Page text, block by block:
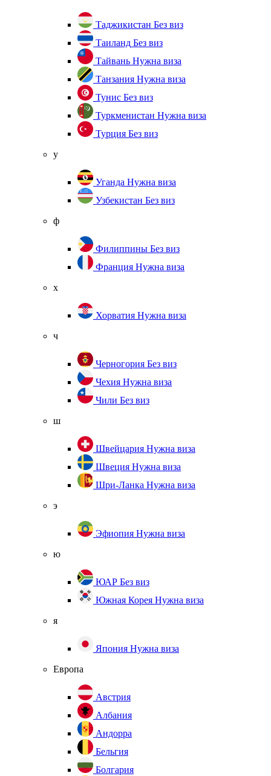
Таджикистан Без виз
Таиланд Без виз
Тайвань Нужна виза
Танзания Нужна виза
Тунис Без виз
Туркменистан Нужна виза
Турция Без виз
у
Уганда Нужна виза
Узбекистан Без виз
ф
Филиппины Без виз
Франция Нужна виза
х
Хорватия Нужна виза
ч
Черногория Без виз
Чехия Нужна виза
Чили Без виз
ш
Швейцария Нужна виза
Швеция Нужна виза
Шри-Ланка Нужна виза
э
Эфиопия Нужна виза
ю
ЮАР Без виз
Южная Корея Нужна виза
я
Япония Нужна виза
Европа
Австрия
Албания
Андорра
Бельгия
Болгария